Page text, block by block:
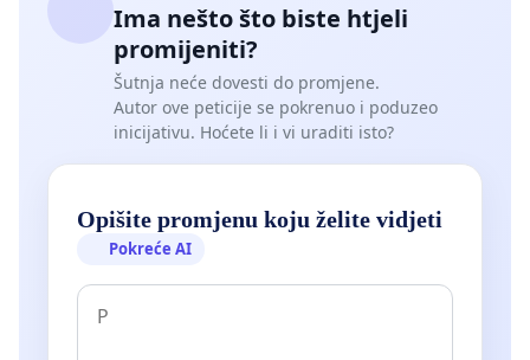
Ima nešto što biste htjeli
promijeniti?
Šutnja neće dovesti do promjene.
Autor ove peticije se pokrenuo i poduzeo
inicijativu. Hoćete li i vi uraditi isto?
Opišite promjenu koju želite vidjeti
Pokreće AI